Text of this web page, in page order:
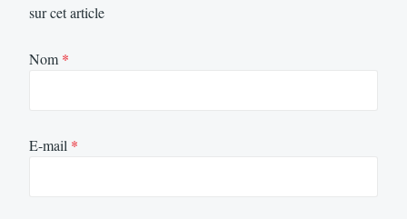
sur cet article
Nom *
E-mail *